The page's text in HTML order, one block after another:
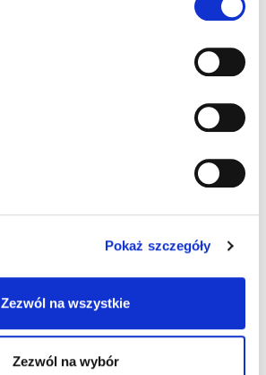
Pokaż szczegóły
Zezwól na wszystkie
Zezwól na wybór
NATURALNA ZERO WMD
BAZA PANNA MILK 50